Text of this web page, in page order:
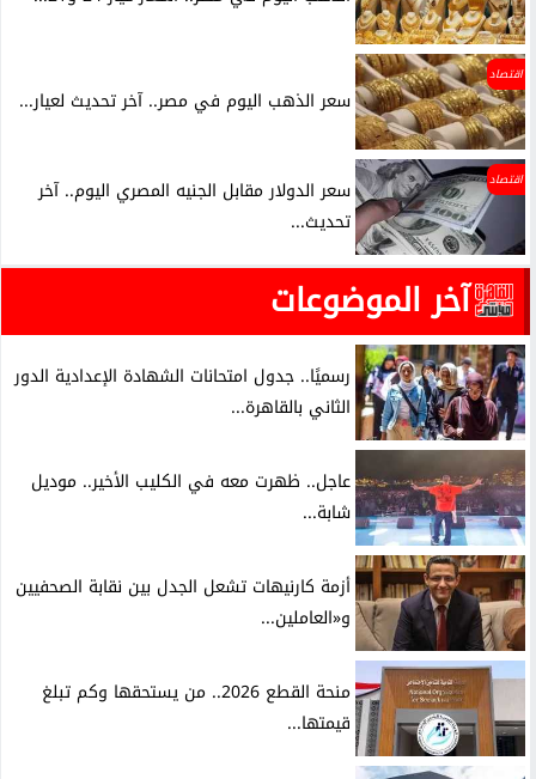
اقتصاد
سعر الذهب اليوم في مصر.. آخر تحديث لعيار...
اقتصاد
سعر الدولار مقابل الجنيه المصري اليوم.. آخر
تحديث...
آخر الموضوعات
رسميًا.. جدول امتحانات الشهادة الإعدادية الدور
الثاني بالقاهرة...
عاجل.. ظهرت معه في الكليب الأخير.. موديل
شابة...
أزمة كارنيهات تشعل الجدل بين نقابة الصحفيين
و«العاملين...
منحة القطع 2026.. من يستحقها وكم تبلغ
قيمتها...